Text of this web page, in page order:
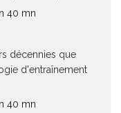
40 mn
décennies que
d'entraînement
40 mn